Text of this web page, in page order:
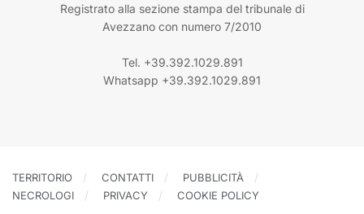
Registrato alla sezione stampa del tribunale di
Avezzano con numero 7/2010
Tel. +39.392.1029.891
Whatsapp +39.392.1029.891
TERRITORIO CONTATTI
PUBBLICITÀ
NECROLOGI
PRIVACY COOKIE POLICY